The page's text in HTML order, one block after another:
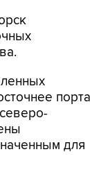
порта
для